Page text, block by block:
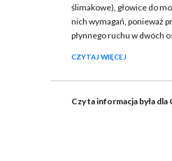
ślimakowe), głowice do
nich wymagań, ponieważ
płynnego ruchu w dwóch
CZYTAJ WIĘCEJ
Czy ta informacja była